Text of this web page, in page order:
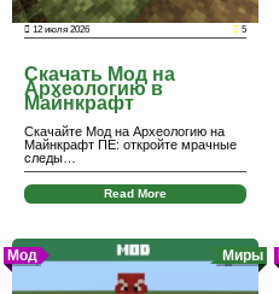
12 июля 2026 5
Скачать Мод на
Археологию в
Майнкрафт
Скачайте Мод на Археологию на
Майнкрафт ПЕ: откройте мрачные
следы…
Read More
Мод Миры